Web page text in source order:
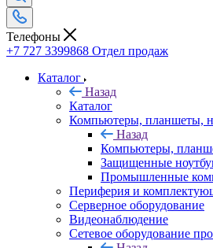
Телефоны
+7 727 3399868 Отдел продаж
Каталог
Назад
Каталог
Компьютеры, планшеты,
Назад
Компьютеры,
Защищенные
Промышленные
Периферия и
Серверное оборудование
Видеонаблюдение
Сетевое оборудование